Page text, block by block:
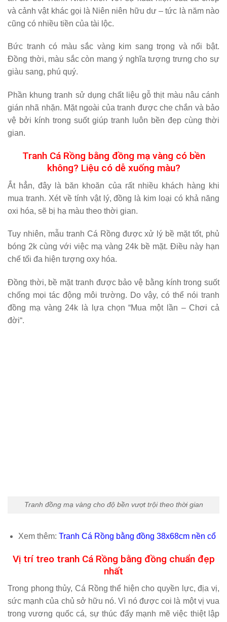
cũng có nhiều tiền của tài lộc.
Đồng thời, màu sắc còn mang ý nghĩa tượng trưng cho sự
giàu sang, phú quý.
gián nhã nhặn. Mặt ngoài của tranh được che chắn và bảo
vệ bởi kính trong suốt giúp tranh luôn bền đẹp cùng thời
gian.
không? Liệu có dễ xuống màu?
Ắt hẳn, đây là băn khoăn của rất nhiều khách hàng khi
mua tranh. Xét về tính vật lý, đồng là kim loại có khả năng
oxi hóa, sẽ bị hạ màu theo thời gian.
bóng 2k cùng với việc mạ vàng 24k bề mặt. Điều này hạn
chế tối đa hiện tượng oxy hóa.
chống mọi tác động môi trường. Do vậy, có thể nói tranh
đồng mạ vàng 24k là lựa chọn “Mua một lần – Chơi cả
đời“.
Vị trí treo tranh Cá Rồng bằng đồng chuẩn đẹp
Trong phong thủy, Cá Rồng thể hiện cho quyền lực, địa vị,
trong vương quốc cá, sự thúc đẩy mạnh mẽ việc thiệt lập
quyền lực cho mình